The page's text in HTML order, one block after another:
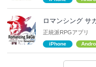
ロマンシング サ
正統派RPGアプリ
iPhone